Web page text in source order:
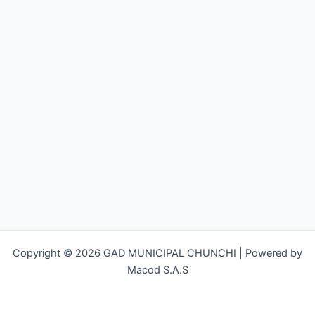
Copyright © 2026 GAD MUNICIPAL CHUNCHI | Powered by
Macod S.A.S